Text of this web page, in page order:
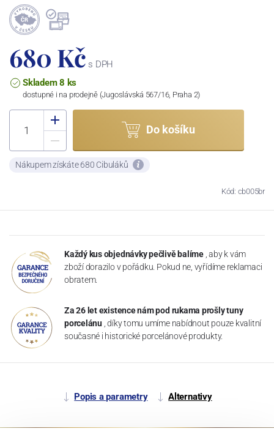
680 Kč s DPH
Skladem 8 ks
dostupné i na prodejně (Jugoslávská 567/16, Praha 2)
Do košíku
Nákupem získáte 680 Cibuláků
Kód: cb005br
Každý kus objednávky pečlivě balíme , aby k vám
zboží dorazilo v pořádku. Pokud ne, vyřídíme reklamaci
obratem.
Za 26 let existence nám pod rukama prošly tuny
porcelánu , díky tomu umíme nabídnout pouze kvalitní
současné i historické porcelánové produkty.
Popis a parametry Alternativy